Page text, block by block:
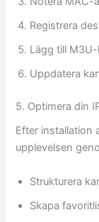
Registrera
Lägg till
Uppdatera
5. Optimera din
Efter installation
upplevelsen
Strukturera
Skapa